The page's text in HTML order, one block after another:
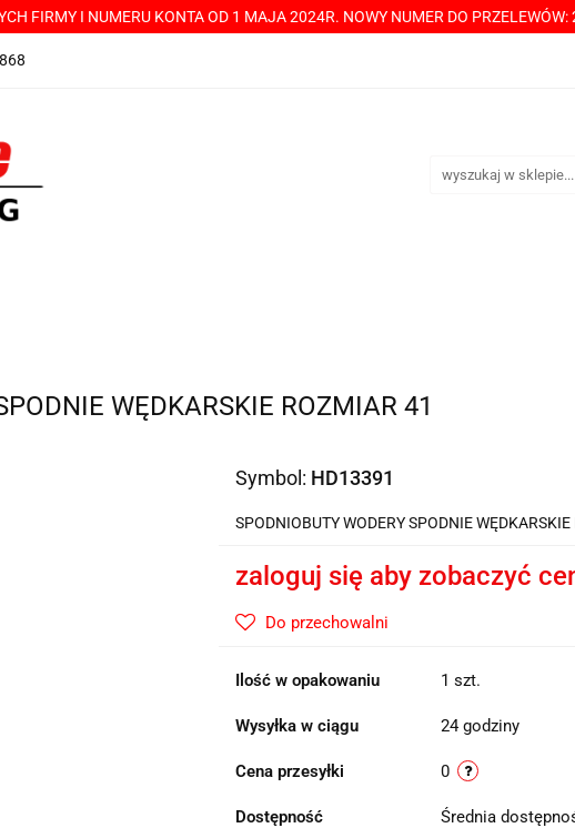
FIRMY I NUMERU KONTA OD 1 MAJA 2024R. NOWY NUMER DO
-----> CHCESZ Z NAMI WSPÓŁPRACOWAĆ? PRZECZYTAJ! <-----
WĘDKARSKIE ROZMIAR 41
Symbol: HD13391
SPODNIOBUTY WODERY SPODNIE
zaloguj się aby zobaczyć
Do przechowalni
Ilość w opakowaniu 1 szt.
Wysyłka w ciągu 24 godziny
Cena przesyłki 0
Dostępność Średnia